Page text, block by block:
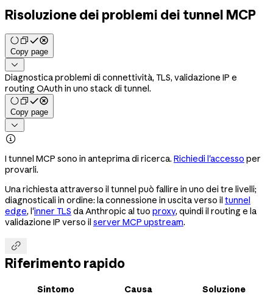
Risoluzione dei problemi dei tunnel MCP
Copy page

Diagnostica problemi di connettività, TLS, validazione IP e
routing OAuth in uno stack di tunnel.
Copy page


I tunnel MCP sono in anteprima di ricerca. Richiedi l'accesso per
provarli.
Una richiesta attraverso il tunnel può fallire in uno dei tre livelli;
diagnosticali in ordine: la connessione in uscita verso il tunnel
edge, l'inner TLS da Anthropic al tuo proxy, quindi il routing e la
validazione IP verso il server MCP upstream.

Riferimento rapido
Sintomo Causa Soluzione